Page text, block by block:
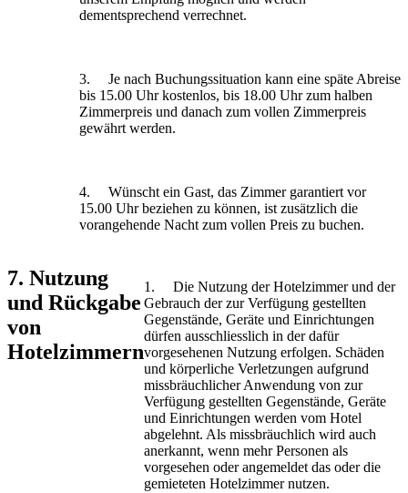
dementsprechend verrechnet.
3. Je nach Buchungssituation kann eine späte Abreise
bis 15.00 Uhr kostenlos, bis 18.00 Uhr zum halben
Zimmerpreis und danach zum vollen Zimmerpreis
gewährt werden.
4. Wünscht ein Gast, das Zimmer garantiert vor
15.00 Uhr beziehen zu können, ist zusätzlich die
vorangehende Nacht zum vollen Preis zu buchen.
7. Nutzung
und Rückgabe
von
Hotelzimmern
1. Die Nutzung der Hotelzimmer und der
Gebrauch der zur Verfügung gestellten
Gegenstände, Geräte und Einrichtungen
dürfen ausschliesslich in der dafür
vorgesehenen Nutzung erfolgen. Schäden
und körperliche Verletzungen aufgrund
missbräuchlicher Anwendung von zur
Verfügung gestellten Gegenstände, Geräte
und Einrichtungen werden vom Hotel
abgelehnt. Als missbräuchlich wird auch
anerkannt, wenn mehr Personen als
vorgesehen oder angemeldet das oder die
gemieteten Hotelzimmer nutzen.